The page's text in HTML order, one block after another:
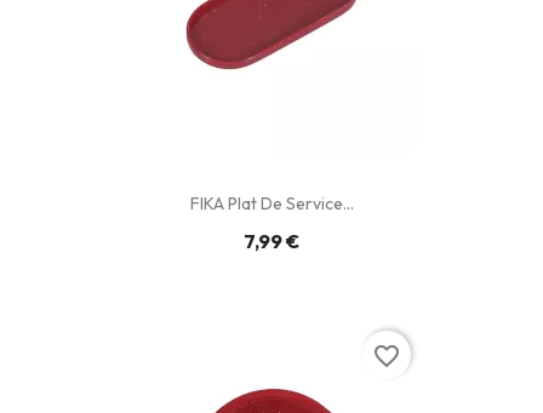
FIKA Plat De Service...
7,99 €
favorite_border